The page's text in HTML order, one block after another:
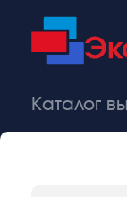
Каталог